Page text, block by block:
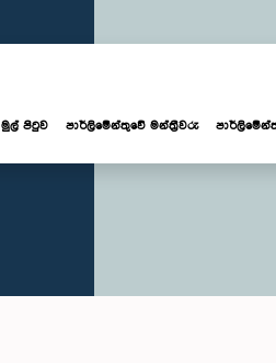
මුල් පිටුව පාර්ලි‌මේන්තුවේ මන්ත්‍රීවරු